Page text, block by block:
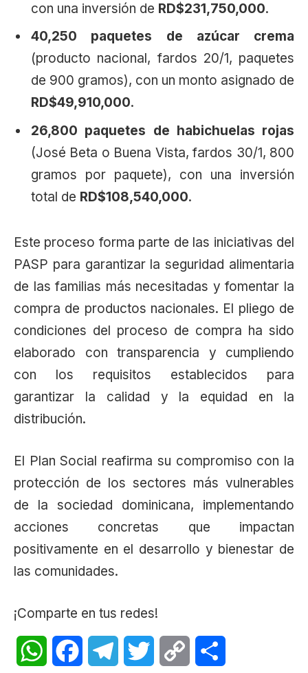
con una inversión de RD$231,750,000.
40,250 paquetes de azúcar crema
(producto nacional, fardos 20/1, paquetes
de 900 gramos), con un monto asignado de
RD$49,910,000.
26,800 paquetes de habichuelas rojas
(José Beta o Buena Vista, fardos 30/1, 800
gramos por paquete), con una inversión
total de RD$108,540,000.
Este proceso forma parte de las iniciativas del
PASP para garantizar la seguridad alimentaria
de las familias más necesitadas y fomentar la
compra de productos nacionales. El pliego de
condiciones del proceso de compra ha sido
elaborado con transparencia y cumpliendo
con los requisitos establecidos para
garantizar la calidad y la equidad en la
distribución.
El Plan Social reafirma su compromiso con la
protección de los sectores más vulnerables
de la sociedad dominicana, implementando
acciones concretas que impactan
positivamente en el desarrollo y bienestar de
las comunidades.
¡Comparte en tus redes!
WhatsAppFacebookTelegramTwitter Copy